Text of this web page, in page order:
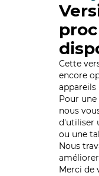
Cette
encore
appareils
Pour
nous
d'utiliser
ou une
Nous
Merci de